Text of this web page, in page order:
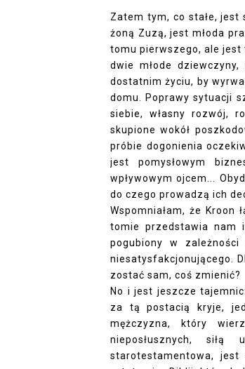
Zatem tym, co stałe,
żoną Zuzą, jest młoda
tomu pierwszego, ale jest
dwie młode
dostatnim życiu, by
domu. Poprawy sytuacji
siebie, własny rozwój,
skupione wokół
próbie dogonienia
jest pomysłowym
wpływowym ojcem...
do czego prowadzą ich
Wspomniałam, że
tomie przedstawia nam
pogubiony w
niesatysfakcjonującego.
zostać sam, coś zmienić?
No i jest jeszcze
za tą postacią kryje,
mężczyzna, który
nieposłusznych,
starotestamentowa,